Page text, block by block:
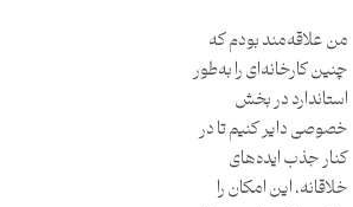
من علاقه‌مند بودم که
چنین کارخانه‌ای را به‌طور
استاندارد در بخش
خصوصی دایر کنیم تا در
کنار جذب ایده‌های
خلاقانه، این امکان را